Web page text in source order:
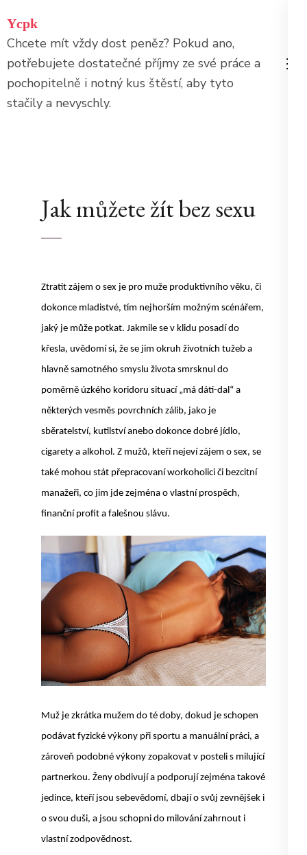
na
obsah
(stiskněte
Enter)
Ycpk
Chcete mít vždy dost peněz? Pokud ano,
potřebujete dostatečné příjmy ze své práce a
pochopitelně i notný kus štěstí, aby tyto
stačily a nevyschly.
Jak můžete žít bez sexu
Ztratit zájem o sex je pro muže produktivního věku, či
dokonce mladistvé, tím nejhorším možným scénářem,
jaký je může potkat. Jakmile se v klidu posadí do
křesla, uvědomí si, že se jim okruh životních tužeb a
hlavně samotného smyslu života smrsknul do
poměrně úzkého koridoru situací „má dáti-dal“ a
některých vesměs povrchních zálib, jako je
sběratelství, kutilství anebo dokonce dobré jídlo,
cigarety a alkohol. Z mužů, kteří nejeví zájem o sex, se
také mohou stát přepracovaní workoholici či bezcitní
manažeři, co jim jde zejména o vlastní prospěch,
finanční profit a falešnou slávu.
Muž je zkrátka mužem do té doby, dokud je schopen
podávat fyzické výkony při sportu a manuální práci, a
zároveň podobné výkony zopakovat v posteli s milující
partnerkou. Ženy obdivují a podporují zejména takové
jedince, kteří jsou sebevědomí, dbají o svůj zevnějšek i
o svou duši, a jsou schopni do milování zahrnout i
vlastní zodpovědnost.